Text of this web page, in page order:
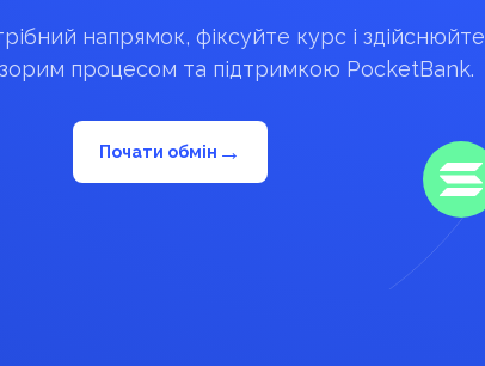
напрямок, фіксуйте курс і здійснюйте
процесом та підтримкою PocketBank.
Почати обмін →